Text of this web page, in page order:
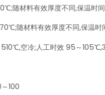
随材料有效厚度不同,保温
随材料有效厚度不同,保温时
空冷;人工时效 95～
100